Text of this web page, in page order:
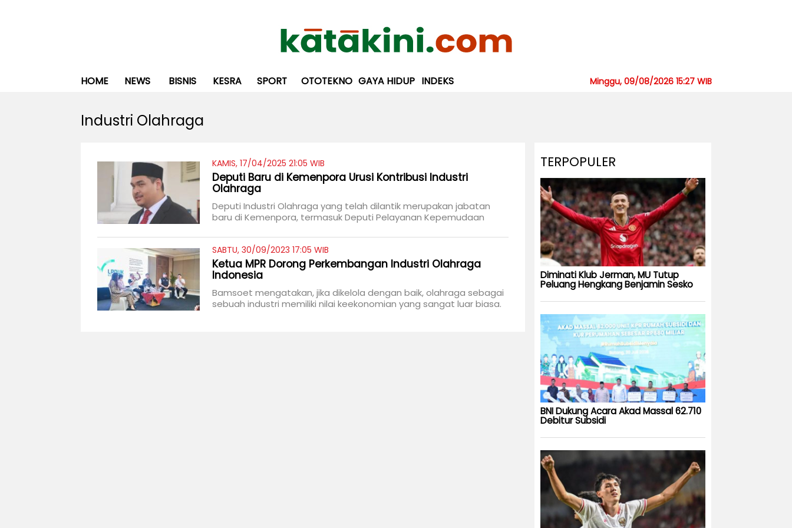
HOME NEWS BISNIS KESRA SPORT OTOTEKNO GAYA HIDUP INDEKS Minggu, 09/08/2026 15:27 WIB
Industri Olahraga
KAMIS, 17/04/2025 21:05 WIB
Deputi Baru di Kemenpora Urusi Kontribusi Industri
Olahraga
Deputi Industri Olahraga yang telah dilantik merupakan jabatan
baru di Kemenpora, termasuk Deputi Pelayanan Kepemudaan
SABTU, 30/09/2023 17:05 WIB
Ketua MPR Dorong Perkembangan Industri Olahraga
Indonesia
Bamsoet mengatakan, jika dikelola dengan baik, olahraga sebagai
sebuah industri memiliki nilai keekonomian yang sangat luar biasa.
TERPOPULER
Diminati Klub Jerman, MU Tutup
Peluang Hengkang Benjamin Sesko
BNI Dukung Acara Akad Massal 62.710
Debitur Subsidi